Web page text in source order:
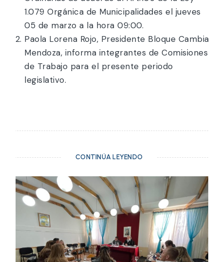
1.079 Orgánica de Municipalidades el jueves
05 de marzo a la hora 09:00.
Paola Lorena Rojo, Presidente Bloque Cambia
Mendoza, informa integrantes de Comisiones
de Trabajo para el presente periodo
legislativo.
CONTINÚA LEYENDO